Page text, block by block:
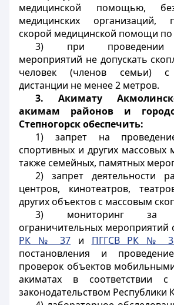
медицинской помощью,
медицинских организаций,
скорой медицинской помощи по
3) при проведении
мероприятий не допускать
человек (членов семьи) с
дистанции не менее 2 метров.
3. Акимату
акимам районов и
Степногорск обеспечить:
1) запрет на
спортивных и других массовых
также семейных, памятных
2) запрет деятельности
центров, кинотеатров,
других объектов с массовым
3) мониторинг за
ограничительных мероприятий
РК № 37 и ПГГСВ РК №
постановления и
проверок объектов
акиматах в соответствии с
законодательством Республики